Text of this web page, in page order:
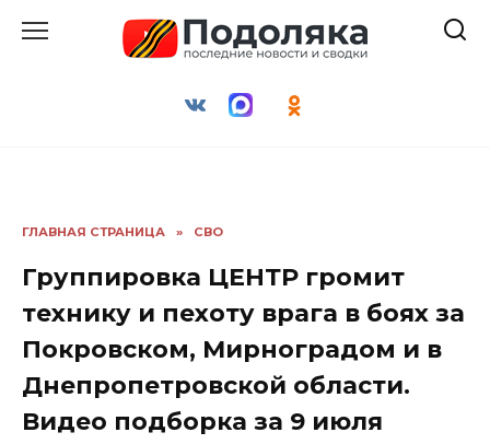
ГЛАВНАЯ СТРАНИЦА » СВО
Группировка ЦЕНТР громит
технику и пехоту врага в боях за
Покровском, Мирноградом и в
Днепропетровской области.
Видео подборка за 9 июля